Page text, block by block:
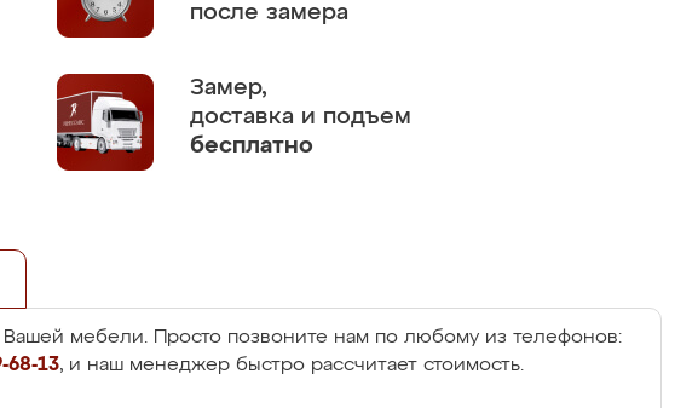
после замера
Замер,
доставка и подъем
бесплатно
Вашей мебели. Просто позвоните нам по любому из телефонов:
68-13, и наш менеджер быстро рассчитает стоимость.